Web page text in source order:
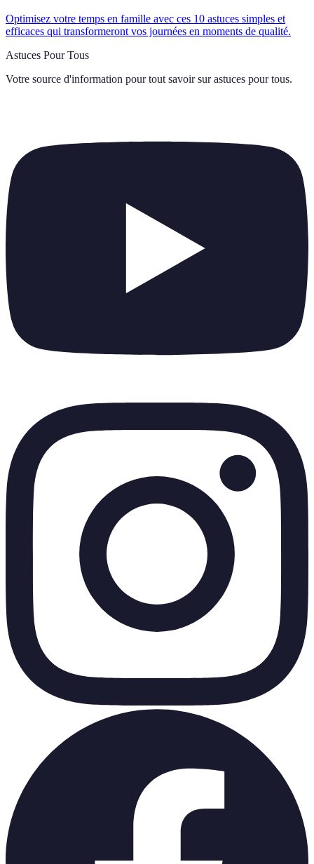
Optimisez votre temps en famille avec ces 10 astuces simples et
efficaces qui transformeront vos journées en moments de qualité.
Astuces Pour Tous
Votre source d'information pour tout savoir sur astuces pour tous.